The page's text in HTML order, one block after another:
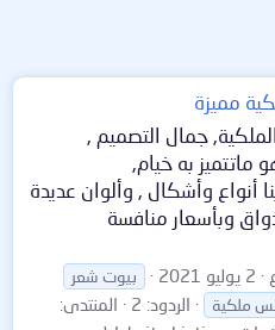
مميزة
جمال التصميم ,
ماتتميز به خيام,
أنواع وأشكال , وألوان عديدة
وبأسعار منافسة
2 يوليو 2021
بيوت شعر
ملكية الردود: 2
المنتدى: